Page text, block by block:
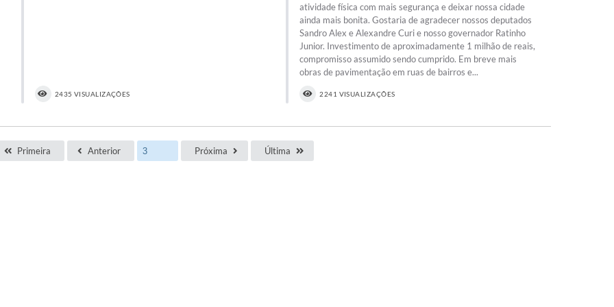
2435 VISUALIZAÇÕES
atividade física com mais segurança e deixar nossa cidade
ainda mais bonita. Gostaria de agradecer nossos deputados
Sandro Alex e Alexandre Curi e nosso governador Ratinho
Junior. Investimento de aproximadamente 1 milhão de reais,
compromisso assumido sendo cumprido. Em breve mais
obras de pavimentação em ruas de bairros e...
2241 VISUALIZAÇÕES
Primeira Anterior Próxima Última